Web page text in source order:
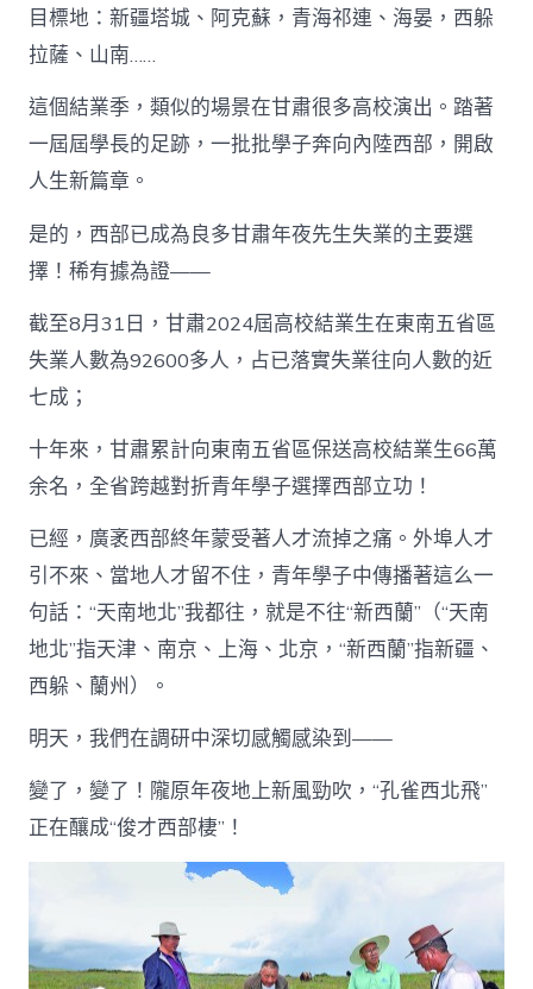
啟
中
國
網〉
中
目標地：新疆塔城、阿克蘇，青海祁連、海晏，西躲
拉薩、山南……
這個結業季，類似的場景在甘肅很多高校演出。踏著
一屆屆學長的足跡，一批批學子奔向內陸西部，開啟
人生新篇章。
是的，西部已成為良多甘肅年夜先生失業的主要選
擇！稀有據為證——
截至8月31日，甘肅2024屆高校結業生在東南五省區
失業人數為92600多人，占已落實失業往向人數的近
七成；
十年來，甘肅累計向東南五省區保送高校結業生66萬
余名，全省跨越對折青年學子選擇西部立功！
已經，廣袤西部終年蒙受著人才流掉之痛。外埠人才
引不來、當地人才留不住，青年學子中傳播著這么一
句話：“天南地北”我都往，就是不往“新西蘭”（“天南
地北”指天津、南京、上海、北京，“新西蘭”指新疆、
西躲、蘭州）。
明天，我們在調研中深切感觸感染到——
變了，變了！隴原年夜地上新風勁吹，“孔雀西北飛”
正在釀成“俊才西部棲”！